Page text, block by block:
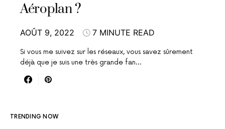
Aéroplan ?
AOÛT 9, 2022 7 MINUTE READ
Si vous me suivez sur les réseaux, vous savez sûrement
déjà que je suis une très grande fan…
TRENDING NOW